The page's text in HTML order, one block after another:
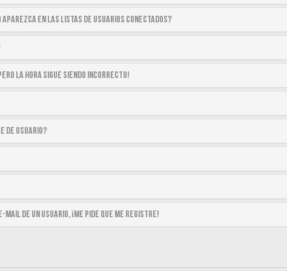
aparezca en las listas de usuarios conectados?
la hora sigue siendo incorrecto!
de usuario?
de un usuario, ¡me pide que me registre!